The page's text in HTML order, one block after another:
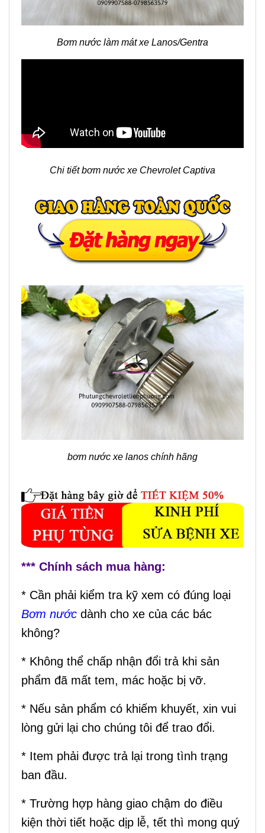
Bơm nước làm mát xe Lanos/Gentra
Chi tiết bơm nước xe Chevrolet Captiva
bơm nước xe lanos chính hãng
*** Chính sách mua hàng:
* Cần phải kiểm tra kỹ xem có đúng loại
Bơm nước dành cho xe của các bác
không?
* Không thể chấp nhận đổi trả khi sản
phẩm đã mất tem, mác hoặc bị vỡ.
* Nếu sản phẩm có khiếm khuyết, xin vui
lòng gửi lại cho chúng tôi để trao đổi.
* Item phải được trả lại trong tình trạng
ban đầu.
* Trường hợp hàng giao chậm do điều
kiện thời tiết hoặc dịp lễ, tết thì mong quý